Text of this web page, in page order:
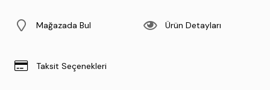
Mağazada Bul Ürün Detayları
Taksit Seçenekleri